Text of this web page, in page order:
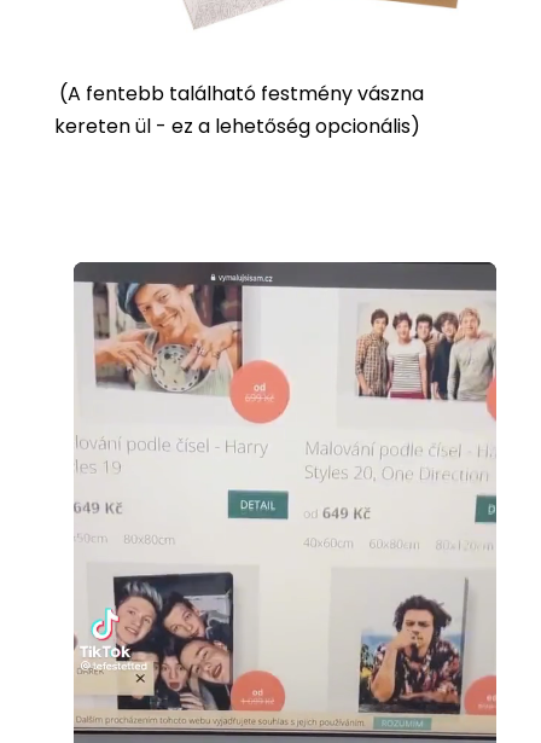
(A fentebb található festmény vászna
kereten ül - ez a lehetőség opcionális)